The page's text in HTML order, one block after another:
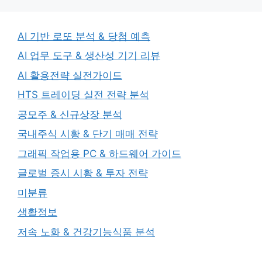
AI 기반 로또 분석 & 당첨 예측
AI 업무 도구 & 생산성 기기 리뷰
AI 활용전략 실전가이드
HTS 트레이딩 실전 전략 분석
공모주 & 신규상장 분석
국내주식 시황 & 단기 매매 전략
그래픽 작업용 PC & 하드웨어 가이드
글로벌 증시 시황 & 투자 전략
미분류
생활정보
저속 노화 & 건강기능식품 분석